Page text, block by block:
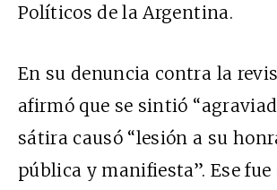
Políticos de la Argentina.
En su denuncia contra la
afirmó que se sintió
sátira causó “lesión a su
pública y manifiesta”. Ese